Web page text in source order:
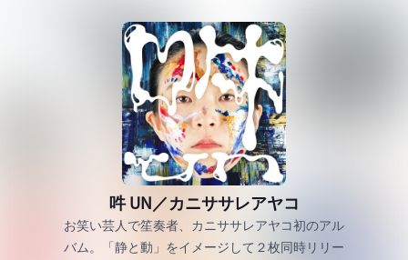
吽 UN／カニササレアヤコ
お笑い芸人で笙奏者、カニササレアヤコ初のアル
バム。「静と動」をイメージして２枚同時リリー